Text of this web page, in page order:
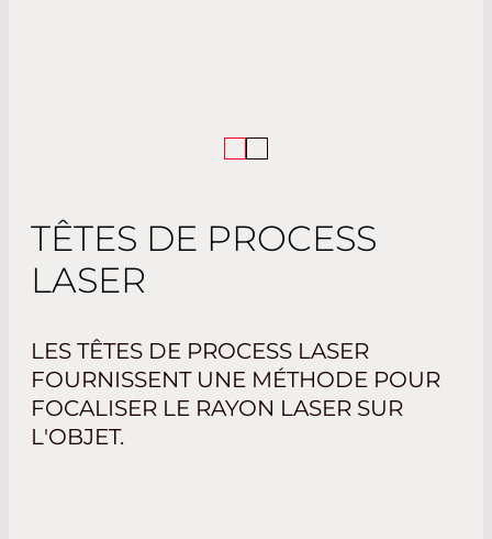
TÊTES DE PROCESS
LASER
LES TÊTES DE PROCESS LASER
FOURNISSENT UNE MÉTHODE POUR
FOCALISER LE RAYON LASER SUR
L'OBJET.